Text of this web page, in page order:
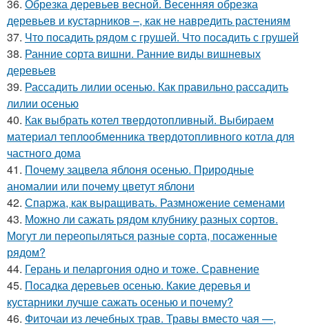
36. Обрезка деревьев весной. Весенняя обрезка
деревьев и кустарников –, как не навредить растениям
37. Что посадить рядом с грушей. Что посадить с грушей
38. Ранние сорта вишни. Ранние виды вишневых
деревьев
39. Рассадить лилии осенью. Как правильно рассадить
лилии осенью
40. Как выбрать котел твердотопливный. Выбираем
материал теплообменника твердотопливного котла для
частного дома
41. Почему зацвела яблоня осенью. Природные
аномалии или почему цветут яблони
42. Спаржа, как выращивать. Размножение семенами
43. Можно ли сажать рядом клубнику разных сортов.
Могут ли переопыляться разные сорта, посаженные
рядом?
44. Герань и пеларгония одно и тоже. Сравнение
45. Посадка деревьев осенью. Какие деревья и
кустарники лучше сажать осенью и почему?
46. Фиточаи из лечебных трав. Травы вместо чая —,